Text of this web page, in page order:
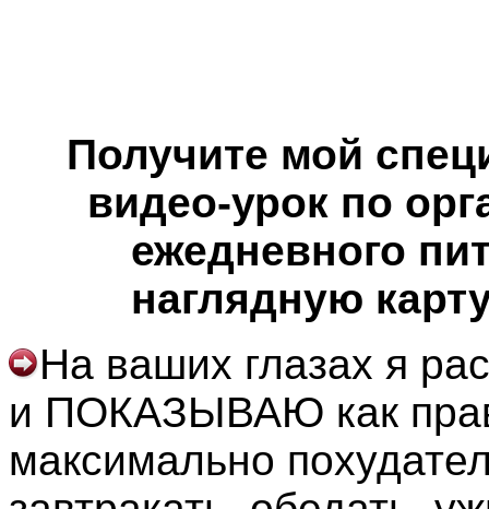
Получите мой
видео-урок по
ежедневного
наглядную
На ваших глазах я
и ПОКАЗЫВАЮ как
максимально